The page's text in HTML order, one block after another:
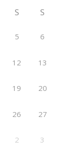
S S
5 6
12 13
19 20
26 27
2 3